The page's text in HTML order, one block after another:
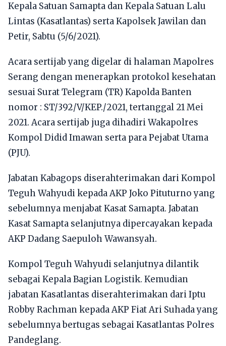
Kepala Satuan Samapta dan Kepala Satuan Lalu
Lintas (Kasatlantas) serta Kapolsek Jawilan dan
Petir, Sabtu (5/6/2021).
Acara sertijab yang digelar di halaman Mapolres
Serang dengan menerapkan protokol kesehatan
sesuai Surat Telegram (TR) Kapolda Banten
nomor : ST/392/V/KEP./2021, tertanggal 21 Mei
2021. Acara sertijab juga dihadiri Wakapolres
Kompol Didid Imawan serta para Pejabat Utama
(PJU).
Jabatan Kabagops diserahterimakan dari Kompol
Teguh Wahyudi kepada AKP Joko Pituturno yang
sebelumnya menjabat Kasat Samapta. Jabatan
Kasat Samapta selanjutnya dipercayakan kepada
AKP Dadang Saepuloh Wawansyah.
Kompol Teguh Wahyudi selanjutnya dilantik
sebagai Kepala Bagian Logistik. Kemudian
jabatan Kasatlantas diserahterimakan dari Iptu
Robby Rachman kepada AKP Fiat Ari Suhada yang
sebelumnya bertugas sebagai Kasatlantas Polres
Pandeglang.